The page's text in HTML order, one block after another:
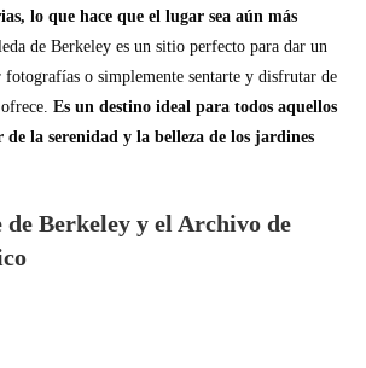
lo que hace que el lugar sea aún más
de Berkeley es un sitio perfecto para dar un
fotografías o simplemente sentarte y disfrutar de
ofrece.Es un destino ideal para todos aquellos
la serenidad y la belleza de los jardines
de Berkeley y el Archivo de